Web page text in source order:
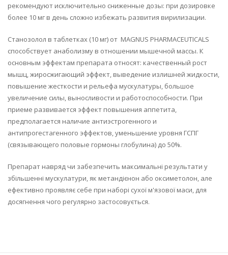
рекомендуют исключительно сниженные дозы: при дозировке
более 10 мг в день сложно избежать развития вирилизации.
Станозолол в таблетках (10 мг) от MAGNUS PHARMACEUTICALS
способствует анаболизму в отношении мышечной массы. К
основным эффектам препарата относят: качественный рост
мышц, жиросжигающий эффект, выведение излишней жидкости,
повышение жесткости и рельефа мускулатуры, большое
увеличение силы, выносливости и работоспособности. При
приеме развивается эффект повышения аппетита,
предполагается наличие антиэстрогенного и
антипрогестагенного эффектов, уменьшение уровня ГСПГ
(связывающего половые гормоны глобулина) до 50%.
Препарат навряд чи забезпечить максимальні результати у
збільшенні мускулатури, як метандієнон або оксиметолон, але
ефективно проявляє себе при наборі сухої м'язової маси, для
досягнення чого регулярно застосовується.